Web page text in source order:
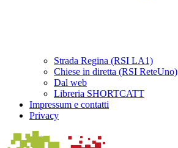
Strada Regina (RSI LA1)
Chiese in diretta (RSI ReteUno)
Dal web
Libreria SHORTCATT
Impressum e contatti
Privacy